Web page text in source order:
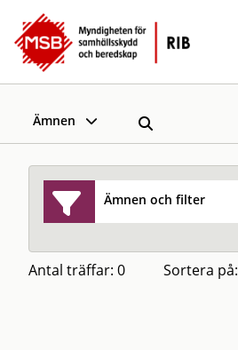
Ämnen
Ämnen och filter
Antal träffar: 0 Sortera på: